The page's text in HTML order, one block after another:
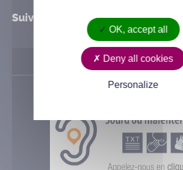
Suivez Saint-Herblain
OK, accept all
Deny all cookies
Personalize